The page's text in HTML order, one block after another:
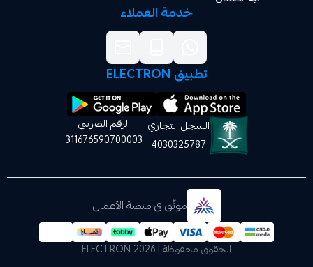
خدمة العملاء
السجل التجاري
4030325787
الرقم الضريبي
311676590700003
موثّق في منصة الأعمال
الحقوق محفوظة | 2026 ELECTRON